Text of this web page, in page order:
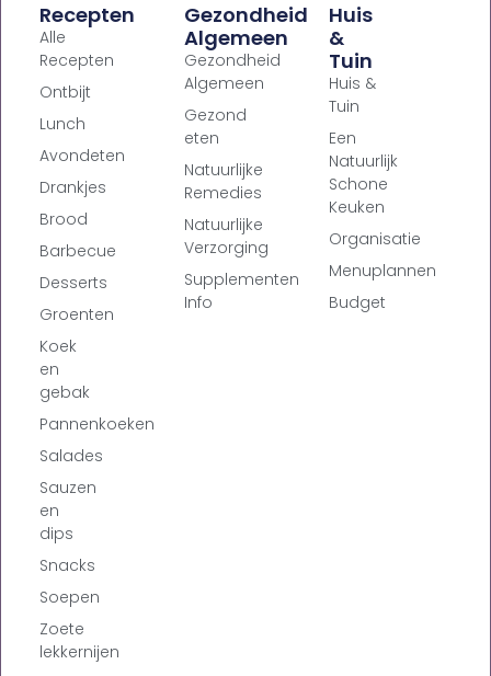
Recepten
Alle
Recepten
Ontbijt
Lunch
Avondeten
Drankjes
Brood
Barbecue
Desserts
Groenten
Koek
en
gebak
Pannenkoeken
Salades
Sauzen
en
dips
Snacks
Soepen
Zoete
lekkernijen
Gezondheid
Algemeen
Gezondheid
Algemeen
Gezond
eten
Natuurlijke
Remedies
Natuurlijke
Verzorging
Supplementen
Info
Huis
&
Tuin
Huis &
Tuin
Een
Natuurlijk
Schone
Keuken
Organisatie
Menuplannen
Budget